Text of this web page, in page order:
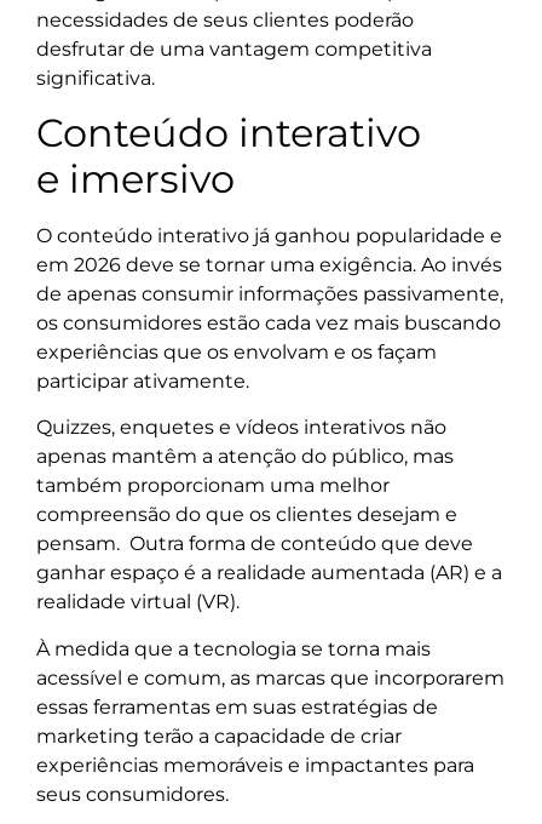
necessidades de seus clientes poderão
desfrutar de uma vantagem competitiva
significativa.
Conteúdo interativo
e imersivo
O conteúdo interativo já ganhou popularidade e
em 2026 deve se tornar uma exigência. Ao invés
de apenas consumir informações passivamente,
os consumidores estão cada vez mais buscando
experiências que os envolvam e os façam
participar ativamente.
Quizzes, enquetes e vídeos interativos não
apenas mantêm a atenção do público, mas
também proporcionam uma melhor
compreensão do que os clientes desejam e
pensam. Outra forma de conteúdo que deve
ganhar espaço é a realidade aumentada (AR) e a
realidade virtual (VR).
À medida que a tecnologia se torna mais
acessível e comum, as marcas que incorporarem
essas ferramentas em suas estratégias de
marketing terão a capacidade de criar
experiências memoráveis e impactantes para
seus consumidores.